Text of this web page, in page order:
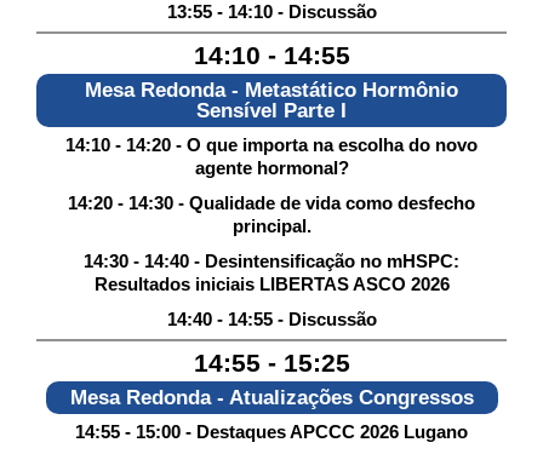
13:55 - 14:10 - Discussão
14:10 - 14:55
Mesa Redonda - Metastático Hormônio
Sensível Parte I
14:10 - 14:20 - O que importa na escolha do novo
agente hormonal?
14:20 - 14:30 - Qualidade de vida como desfecho
principal.
14:30 - 14:40 - Desintensificação no mHSPC:
Resultados iniciais LIBERTAS ASCO 2026
14:40 - 14:55 - Discussão
14:55 - 15:25
Mesa Redonda - Atualizações Congressos
14:55 - 15:00 - Destaques APCCC 2026 Lugano